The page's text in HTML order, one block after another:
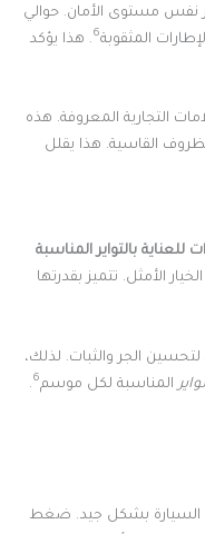
نفس مستوى الأمان. حوالي
6. هذا يؤكد
التجارية المعروفة. هذه
القاسية. هذا يقلل
الأمثل. تتميز بقدرتها
الجر والثبات. لذلك،
المناسبة لكل موسم6
.
بشكل جيد. ضغط